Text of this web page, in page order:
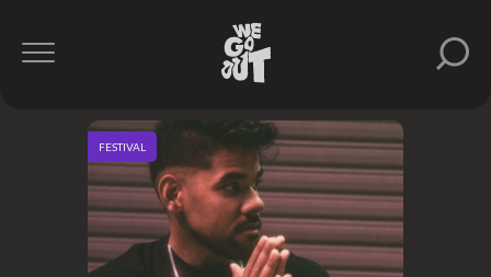
FESTIVAL